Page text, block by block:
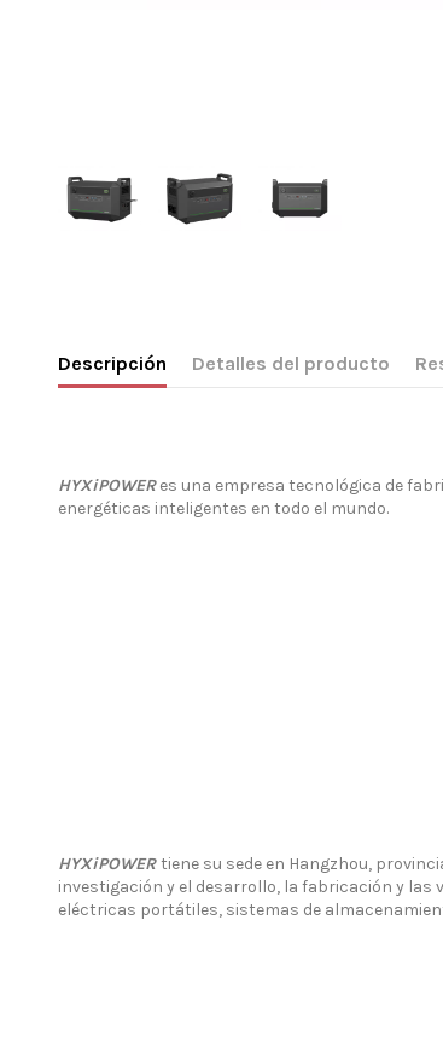
Descripción Detalles del producto
HYXiPOWERes una empresa tecnológica de
energéticas inteligentes en todo el mundo.
HYXiPOWERtiene su sede en Hangzhou,
investigación y el desarrollo, la fabricación y
eléctricas portátiles, sistemas de